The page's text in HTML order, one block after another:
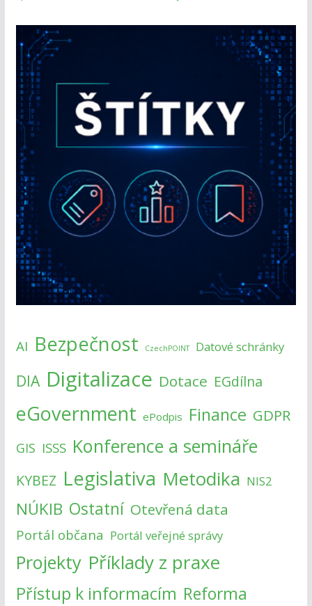
AI Bezpečnost CzechPOINT Datové schránky
DIA Digitalizace Dotace EGdílna
eGovernment ePodpis Finance GDPR
GIS ISSS Konference a semináře
KYBEZ Legislativa Metodika NIS2
NÚKIB Ostatní Otevřená data
Portál občana Portál veřejné správy
Projekty Příklady z praxe
Přístup k informacím Reforma